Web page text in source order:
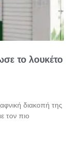
το λουκέτο
διακοπή της
τον πιο